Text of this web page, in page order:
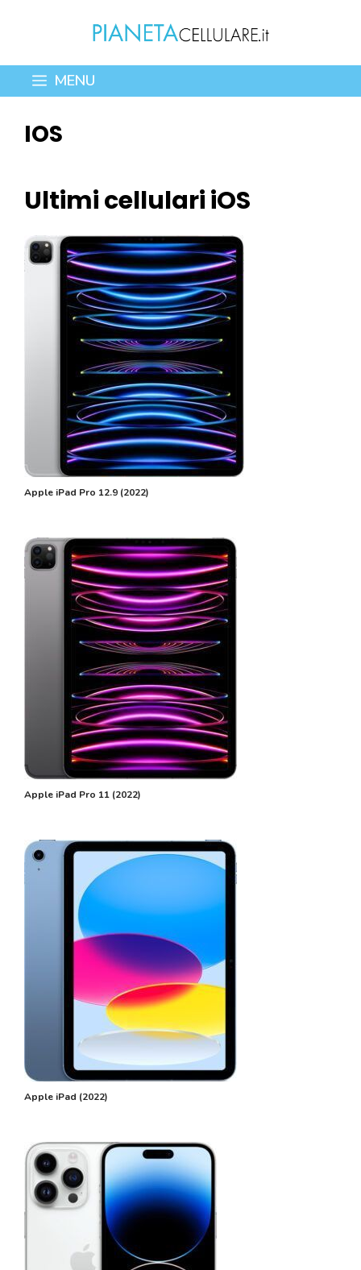
contenuto
MENU
IOS
Ultimi cellulari iOS
Apple iPad Pro 12.9 (2022)
Apple iPad Pro 11 (2022)
Apple iPad (2022)